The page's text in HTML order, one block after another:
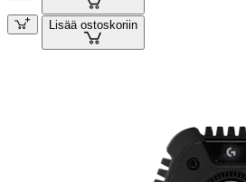
Lisää ostoskoriin